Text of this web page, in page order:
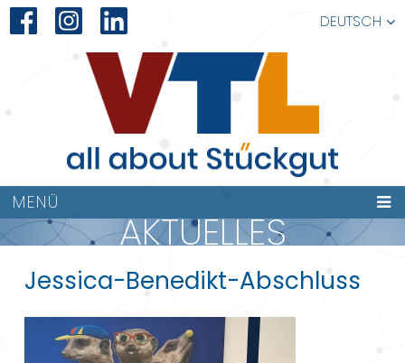
DEUTSCH
MENÜ
AKTUELLES
Jessica-Benedikt-Abschluss